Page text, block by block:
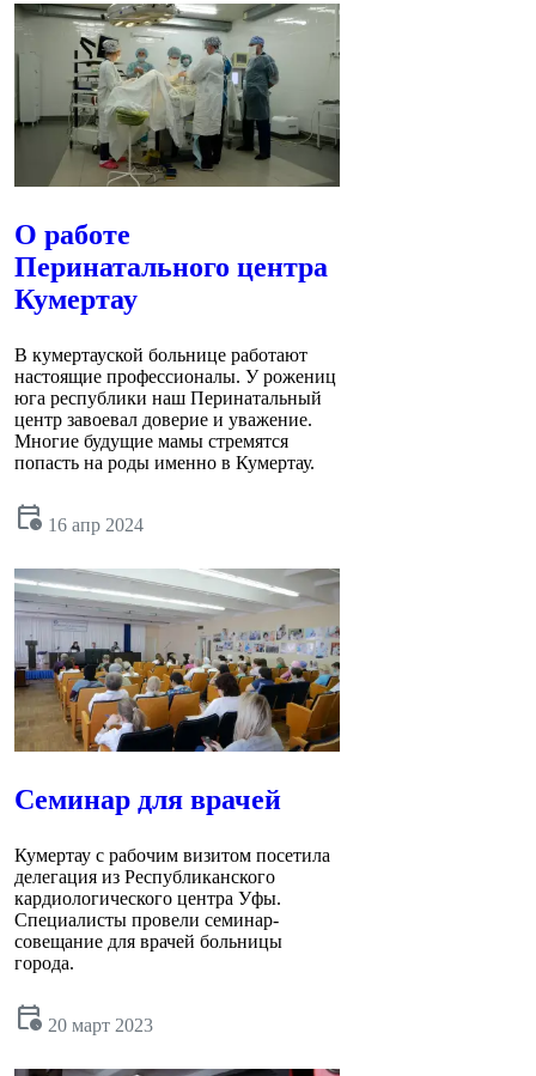
О работе
Перинатального центра
Кумертау
В кумертауской больнице работают
настоящие профессионалы. У рожениц
юга республики наш Перинатальный
центр завоевал доверие и уважение.
Многие будущие мамы стремятся
попасть на роды именно в Кумертау.
calendar_clock 16 апр 2024
Семинар для врачей
Кумертау с рабочим визитом посетила
делегация из Республиканского
кардиологического центра Уфы.
Специалисты провели семинар-
совещание для врачей больницы
города.
calendar_clock 20 март 2023